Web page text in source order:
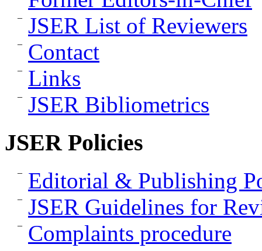
JSER List of Reviewers
Contact
Links
JSER Bibliometrics
JSER Policies
Editorial & Publishing
JSER Guidelines for
Complaints procedure